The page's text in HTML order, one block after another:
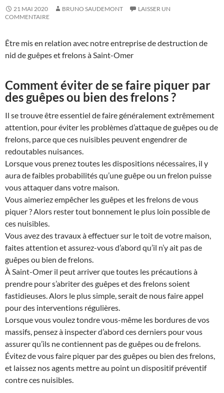
21 MAI 2020 BRUNO SAUDEMONT
LAISSER UN
COMMENTAIRE
Être mis en relation avec notre entreprise de destruction de
nid de guêpes et frelons à Saint-Omer
Comment éviter de se faire piquer par
des guêpes ou bien des frelons ?
Il se trouve être essentiel de faire généralement extrêmement
attention, pour éviter les problèmes d’attaque de guêpes ou de
frelons, parce que ces nuisibles peuvent engendrer de
redoutables nuisances.
Lorsque vous prenez toutes les dispositions nécessaires, il y
aura de faibles probabilités qu’une guêpe ou un frelon puisse
vous attaquer dans votre maison.
Vous aimeriez empêcher les guêpes et les frelons de vous
piquer ? Alors rester tout bonnement le plus loin possible de
ces nuisibles.
Vous avez des travaux à effectuer sur le toit de votre maison,
faites attention et assurez-vous d’abord qu’il n’y ait pas de
guêpes ou bien de frelons.
À Saint-Omer il peut arriver que toutes les précautions à
prendre pour s’abriter des guêpes et des frelons soient
fastidieuses. Alors le plus simple, serait de nous faire appel
pour des interventions régulières.
Lorsque vous voulez tondre vous-même les bordures de vos
massifs, pensez à inspecter d’abord ces derniers pour vous
assurer qu’ils ne contiennent pas de guêpes ou de frelons.
Évitez de vous faire piquer par des guêpes ou bien des frelons,
et laissez nos agents mettre au point un dispositif préventif
contre ces nuisibles.